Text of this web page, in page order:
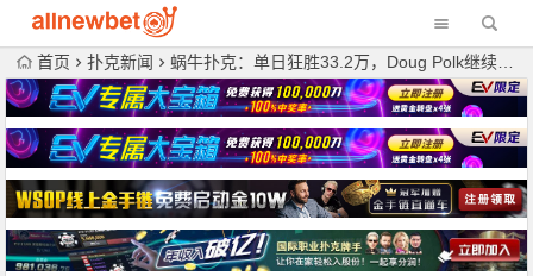
首页 扑克新闻 蜗牛扑克：单日狂胜33.2万，Doug Polk继续吊打丹牛